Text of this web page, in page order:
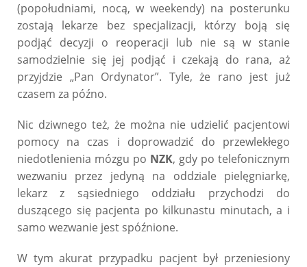
(popołudniami, nocą, w weekendy) na posterunku
zostają lekarze bez specjalizacji, którzy boją się
podjąć decyzji o reoperacji lub nie są w stanie
samodzielnie się jej podjąć i czekają do rana, aż
przyjdzie „Pan Ordynator”. Tyle, że rano jest już
czasem za późno.
Nic dziwnego też, że można nie udzielić pacjentowi
pomocy na czas i doprowadzić do przewlekłego
niedotlenienia mózgu po NZK, gdy po telefonicznym
wezwaniu przez jedyną na oddziale pielęgniarkę,
lekarz z sąsiedniego oddziału przychodzi do
duszącego się pacjenta po kilkunastu minutach, a i
samo wezwanie jest spóźnione.
W tym akurat przypadku pacjent był przeniesiony